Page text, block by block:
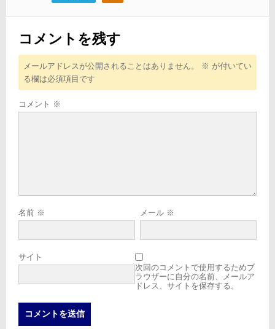
コメントを残す
メールアドレスが公開されることはありません。 ※ が付いてい
る欄は必須項目です
コメント ※
名前 ※ メール ※
サイト
次回のコメントで使用するためブ
ラウザーに自分の名前、メールア
ドレス、サイトを保存する。